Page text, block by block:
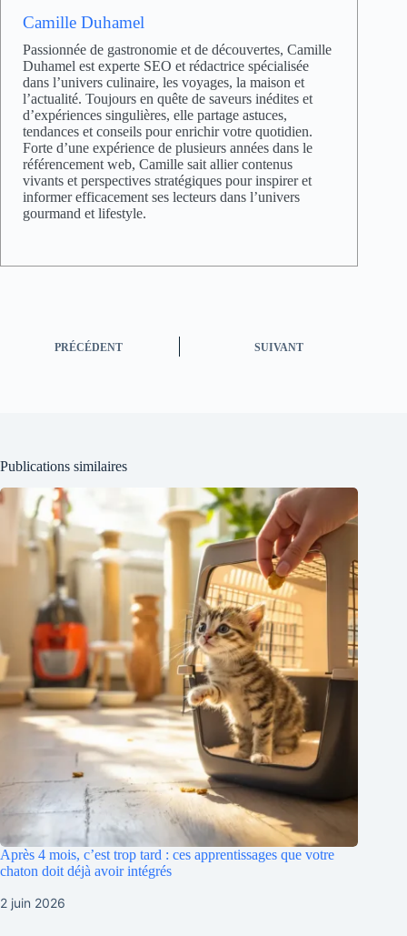
Camille Duhamel
Passionnée de gastronomie et de découvertes, Camille
Duhamel est experte SEO et rédactrice spécialisée
dans l’univers culinaire, les voyages, la maison et
l’actualité. Toujours en quête de saveurs inédites et
d’expériences singulières, elle partage astuces,
tendances et conseils pour enrichir votre quotidien.
Forte d’une expérience de plusieurs années dans le
référencement web, Camille sait allier contenus
vivants et perspectives stratégiques pour inspirer et
informer efficacement ses lecteurs dans l’univers
gourmand et lifestyle.
PRÉCÉDENT SUIVANT
Publications similaires
Après 4 mois, c’est trop tard : ces apprentissages que votre
chaton doit déjà avoir intégrés
2 juin 2026